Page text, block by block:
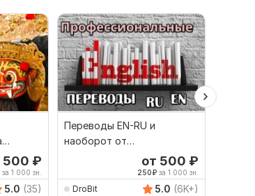
500 ₽
за 1 000 зн.
5.0 (35)
Переводы EN-RU и
наоборот от
от 500 ₽
250₽за 1 000 зн.
DroBit 5.0 (6K+)